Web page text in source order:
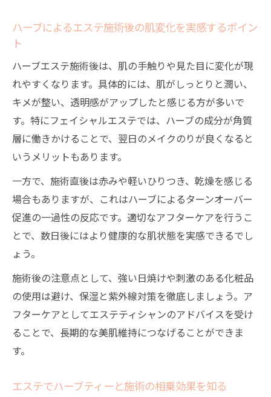
ハーブによるエステ施術後の肌変化を実感するポイン
ト
ハーブエステ施術後は、肌の手触りや見た目に変化が現
れやすくなります。具体的には、肌がしっとりと潤い、
キメが整い、透明感がアップしたと感じる方が多いで
す。特にフェイシャルエステでは、ハーブの成分が角質
層に働きかけることで、翌日のメイクのりが良くなると
いうメリットもあります。
一方で、施術直後は赤みや軽いひりつき、乾燥を感じる
場合もありますが、これはハーブによるターンオーバー
促進の一過性の反応です。適切なアフターケアを行うこ
とで、数日後にはより健康的な肌状態を実感できるでし
ょう。
施術後の注意点として、強い日焼けや刺激のある化粧品
の使用は避け、保湿と紫外線対策を徹底しましょう。ア
フターケアとしてエステティシャンのアドバイスを受け
ることで、長期的な美肌維持につなげることができま
す。
エステでハーブティーと施術の相乗効果を知る